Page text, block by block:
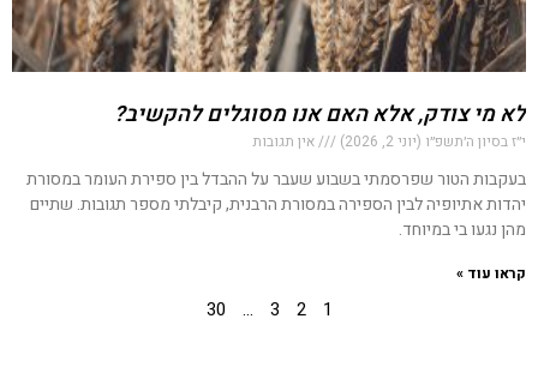
לא מי צודק, אלא האם אנו מסוגלים להקשיב?
י״ז בסיון ה׳תשפ״ו (יוני 2, 2026) אין תגובות
בעקבות הטור שפרסמתי בשבוע שעבר על ההבדל בין ספירת העומר במסורת
יהדות אתיופיה לבין הספירה במסורת הרבנית, קיבלתי מספר תגובות. שתיים
מהן נגעו בי במיוחד.
קראו עוד »
1
2
3
…
30